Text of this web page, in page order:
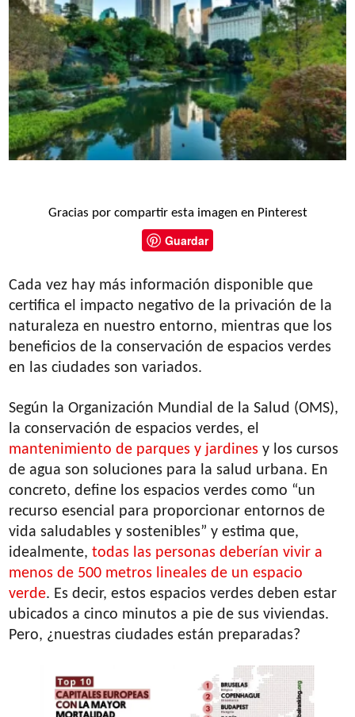
Gracias por compartir esta imagen en Pinterest
Guardar
Cada vez hay más información disponible que
certifica el impacto negativo de la privación de la
naturaleza en nuestro entorno, mientras que los
beneficios de la conservación de espacios verdes
en las ciudades son variados.
Según la Organización Mundial de la Salud (OMS),
la conservación de espacios verdes, el
mantenimiento de parques y jardines y los cursos
de agua son soluciones para la salud urbana. En
concreto, define los espacios verdes como “un
recurso esencial para proporcionar entornos de
vida saludables y sostenibles” y estima que,
idealmente,todas las personas deberían vivir a
menos de 500 metros lineales de un espacio
verde. Es decir, estos espacios verdes deben estar
ubicados a cinco minutos a pie de sus viviendas.
Pero, ¿nuestras ciudades están preparadas?